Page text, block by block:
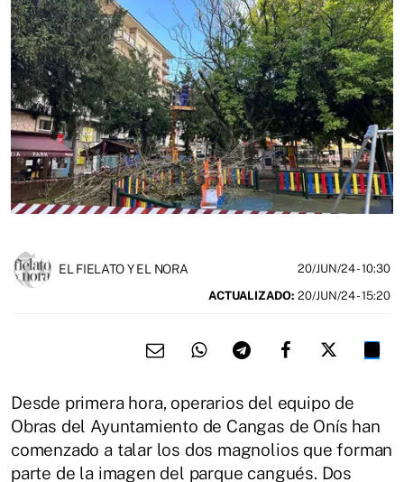
EL FIELATO Y EL NORA 20/JUN/24- 10:30
ACTUALIZADO: 20/JUN/24 - 15:20
Desde primera hora, operarios del equipo de
Obras del Ayuntamiento de Cangas de Onís han
comenzado a talar los dos magnolios que forman
parte de la imagen del parque cangués. Dos